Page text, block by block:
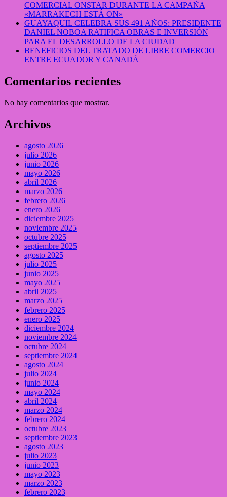
COMERCIAL ONSTAR DURANTE LA CAMPAÑA
«MARRAKECH ESTÁ ON»
GUAYAQUIL CELEBRA SUS 491 AÑOS: PRESIDENTE
DANIEL NOBOA RATIFICA OBRAS E INVERSIÓN
PARA EL DESARROLLO DE LA CIUDAD
BENEFICIOS DEL TRATADO DE LIBRE COMERCIO
ENTRE ECUADOR Y CANADÁ
Comentarios recientes
No hay comentarios que mostrar.
Archivos
agosto 2026
julio 2026
junio 2026
mayo 2026
abril 2026
marzo 2026
febrero 2026
enero 2026
diciembre 2025
noviembre 2025
octubre 2025
septiembre 2025
agosto 2025
julio 2025
junio 2025
mayo 2025
abril 2025
marzo 2025
febrero 2025
enero 2025
diciembre 2024
noviembre 2024
octubre 2024
septiembre 2024
agosto 2024
julio 2024
junio 2024
mayo 2024
abril 2024
marzo 2024
febrero 2024
octubre 2023
septiembre 2023
agosto 2023
julio 2023
junio 2023
mayo 2023
marzo 2023
febrero 2023